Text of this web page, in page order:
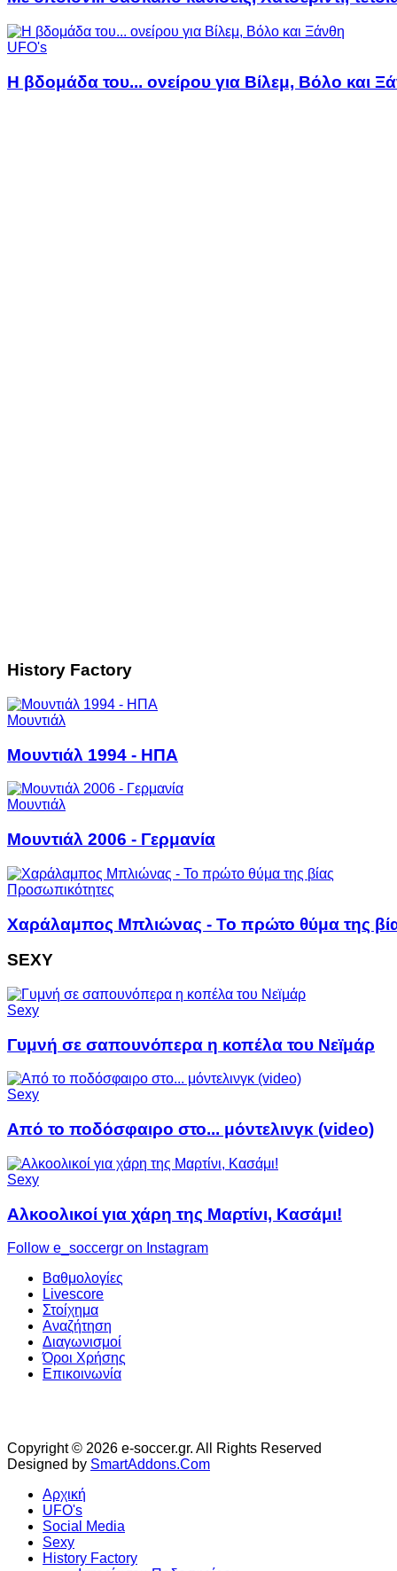
UFO's
Η βδομάδα του... ονείρου για Βίλεμ, Βόλο και
History Factory
Μουντιάλ
Μουντιάλ 1994 - ΗΠΑ
Μουντιάλ
Μουντιάλ 2006 - Γερμανία
Προσωπικότητες
Χαράλαμπος Μπλιώνας - Το πρώτο θύμα της
SEXY
Sexy
Γυμνή σε σαπουνόπερα η κοπέλα του Νεϊμάρ
Sexy
Από το ποδόσφαιρο στο... μόντελινγκ (video)
Sexy
Αλκοολικοί για χάρη της Μαρτίνι, Κασάμι!
Follow e_soccergr on Instagram
Βαθμολογίες
Livescore
Στοίχημα
Αναζήτηση
Διαγωνισμοί
Όροι Χρήσης
Επικοινωνία
Copyright © 2026 e-soccer.gr. All Rights Reserved
Designed by SmartAddons.Com
Αρχική
UFO's
Social Media
Sexy
History Factory